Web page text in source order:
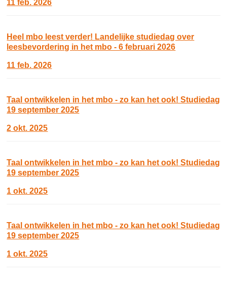
11 feb. 2026
Heel mbo leest verder! Landelijke studiedag over
leesbevordering in het mbo - 6 februari 2026
11 feb. 2026
Taal ontwikkelen in het mbo - zo kan het ook! Studiedag
19 september 2025
2 okt. 2025
Taal ontwikkelen in het mbo - zo kan het ook! Studiedag
19 september 2025
1 okt. 2025
Taal ontwikkelen in het mbo - zo kan het ook! Studiedag
19 september 2025
1 okt. 2025